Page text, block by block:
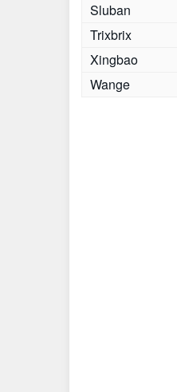
Sluban
Trixbrix
Xingbao
Wange